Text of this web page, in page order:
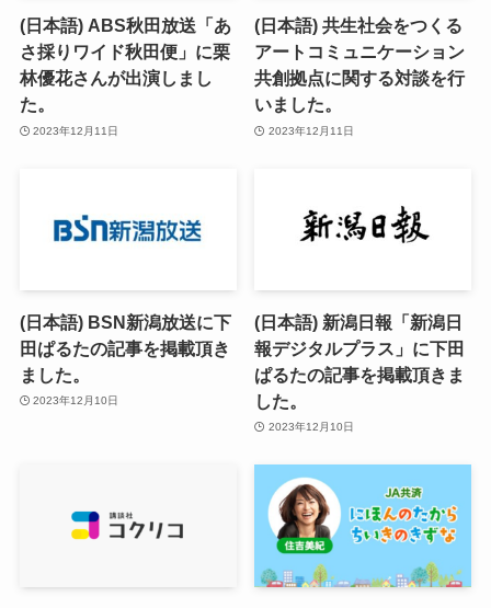
(日本語) ABS秋田放送「あ
さ採りワイド秋田便」に栗
林優花さんが出演しまし
た。
2023年12月11日
(日本語) 共生社会をつくる
アートコミュニケーション
共創拠点に関する対談を行
いました。
2023年12月11日
(日本語) BSN新潟放送に下
田ぱるたの記事を掲載頂き
ました。
2023年12月10日
(日本語) 新潟日報「新潟日
報デジタルプラス」に下田
ぱるたの記事を掲載頂きま
した。
2023年12月10日